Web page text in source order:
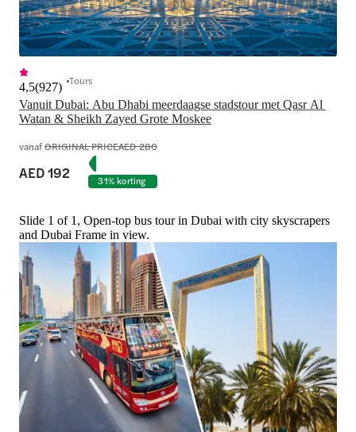
Vanuit Dubai: Abu Dhabi meerdaagse stadstour met Qasr Al
Watan & Sheikh Zayed Grote Moskee
4,5(927) Tours
vanafORIGINAL PRICEAED 280
AED 192 31% korting
Slide 1 of 1, Open-top bus tour in Dubai with city skyscrapers
and Dubai Frame in view.